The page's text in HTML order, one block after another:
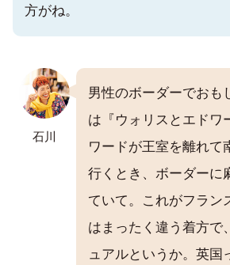
方がね。
石川
男性のボーダーでおも
は『ウォリスとエドワ
ワードが王室を離れて
行くとき、ボーダーに
ていて。これがフラン
はまったく違う着方で
ュアルというか。英国